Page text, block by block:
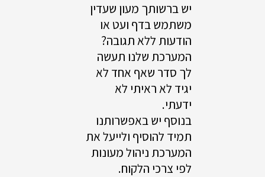
יש ברשותך מעון שעדין
משתמש בדף ועט או
הודעות ללא תגובה?
המערכת שלנו תעשה
לך סדר שאף אחד לא
יגיד לא ראיתי לא
ידעתי.
בנוסף יש באפשרותנו
תמיד להוסיף ולייעל את
המערכת ניהול מעונות
לפי צרכי הלקוח.